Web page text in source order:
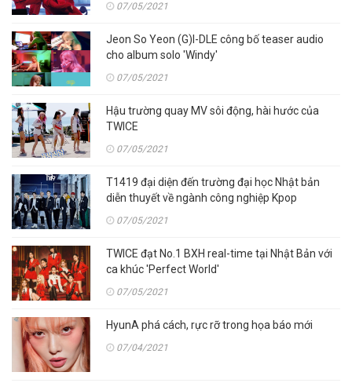
07/05/2021
Jeon So Yeon (G)I-DLE công bố teaser audio
cho album solo 'Windy'
07/05/2021
Hậu trường quay MV sôi động, hài hước của
TWICE
07/05/2021
T1419 đại diện đến trường đại học Nhật bản
diễn thuyết về ngành công nghiệp Kpop
07/05/2021
TWICE đạt No.1 BXH real-time tại Nhật Bản với
ca khúc 'Perfect World'
07/05/2021
HyunA phá cách, rực rỡ trong họa báo mới
07/04/2021